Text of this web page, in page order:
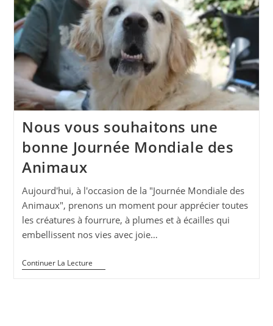
Nous vous souhaitons une
bonne Journée Mondiale des
Animaux
Aujourd'hui, à l'occasion de la "Journée Mondiale des
Animaux", prenons un moment pour apprécier toutes
les créatures à fourrure, à plumes et à écailles qui
embellissent nos vies avec joie…
Continuer La LectureNous
Vous